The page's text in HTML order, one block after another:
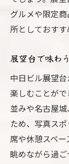
中日
に満
名古
アン
の魅
中日
体験
名古
活用
グルメや限定
所としておすす
展望台で味わ
中日ビル展望
楽しむことが
並みや名古屋
ため、写真ス
席や休憩スペ
眺めながら過ご